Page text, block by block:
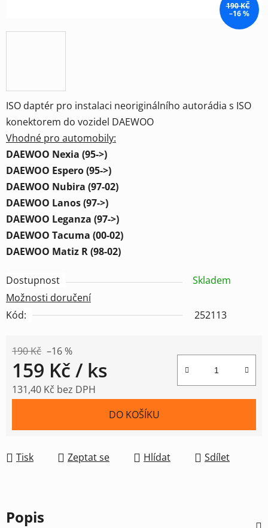
ISO daptér pro instalaci neoriginálního autorádia s ISO
konektorem do vozidel DAEWOO
Vhodné pro automobily:
DAEWOO Nexia (95->)
DAEWOO Espero (95->)
DAEWOO Nubira (97-02)
DAEWOO Lanos (97->)
DAEWOO Leganza (97->)
DAEWOO Tacuma (00-02)
DAEWOO Matiz R (98-02)
Dostupnost
Skladem
Možnosti doručení
Kód:
252113
190 Kč –16 %
159 Kč / ks
131,40 Kč bez DPH
DO KOŠÍKU
Tisk Zeptat se Hlídat Sdílet
190 KČ
–16 %
Popis